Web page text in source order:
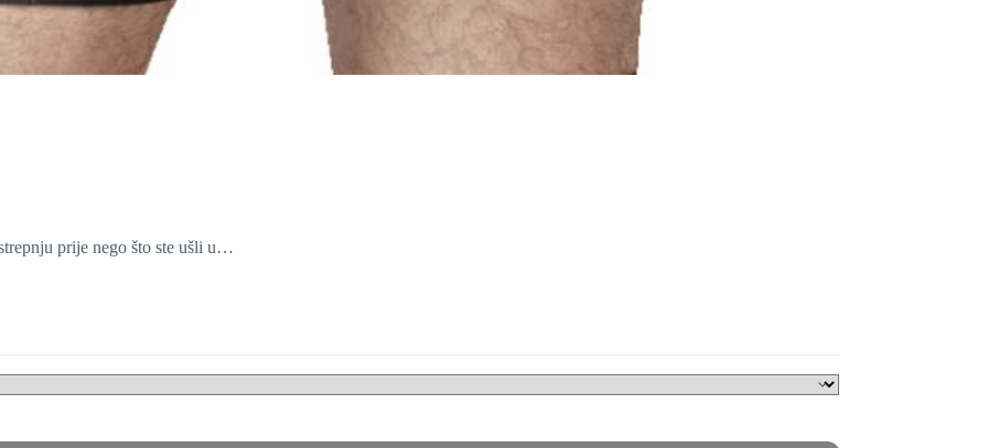
prije nego što ste ušli u…